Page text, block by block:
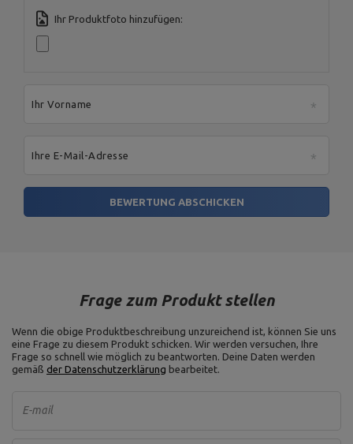
Ihr Produktfoto hinzufügen:
Ihr Vorname
Ihre E-Mail-Adresse
BEWERTUNG ABSCHICKEN
Frage zum Produkt stellen
Wenn die obige Produktbeschreibung unzureichend ist, können Sie uns
eine Frage zu diesem Produkt schicken. Wir werden versuchen, Ihre
Frage so schnell wie möglich zu beantworten. Deine Daten werden
gemäß der Datenschutzerklärung bearbeitet.
E-mail